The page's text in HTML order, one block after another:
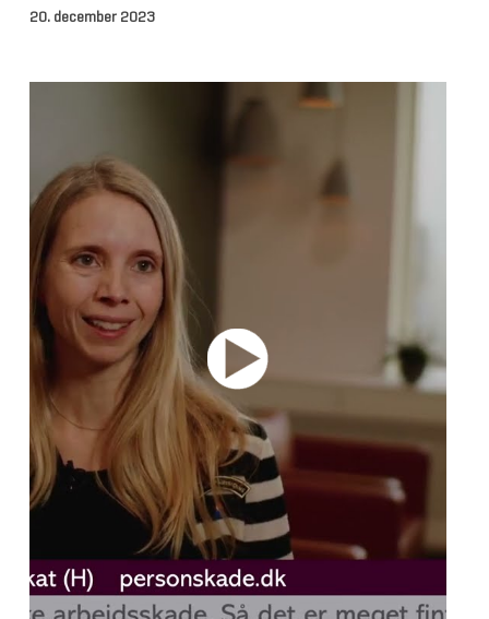
20. december 2023